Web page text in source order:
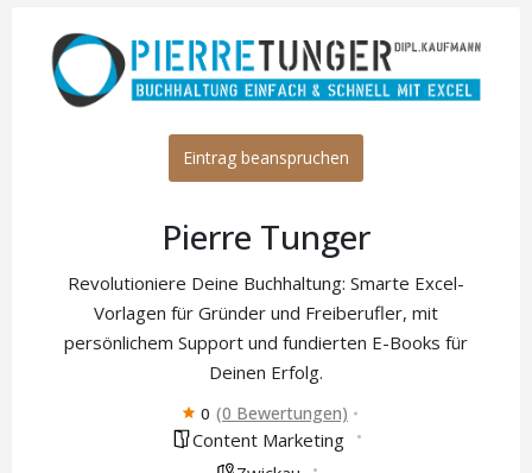
Eintrag beanspruchen
Pierre Tunger
Revolutioniere Deine Buchhaltung: Smarte Excel-
Vorlagen für Gründer und Freiberufler, mit
persönlichem Support und fundierten E-Books für
Deinen Erfolg.
0 (0 Bewertungen)
Content Marketing